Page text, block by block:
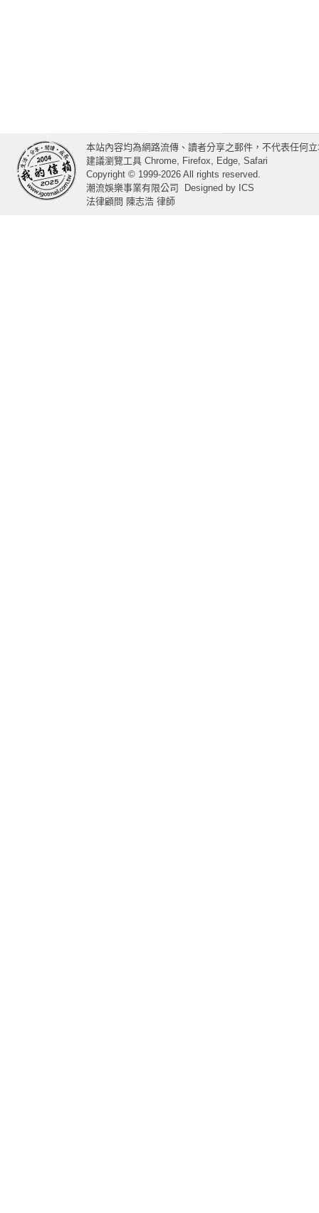
本站內容均為網路流傳、讀者分享之郵件，不代表任何
建議瀏覽工具 Chrome, Firefox, Edge, Safari
Copyright © 1999-2026 All rights reserved.
潮流娛樂事業有限公司
Designed by ICS
法律顧問 陳志浩 律師